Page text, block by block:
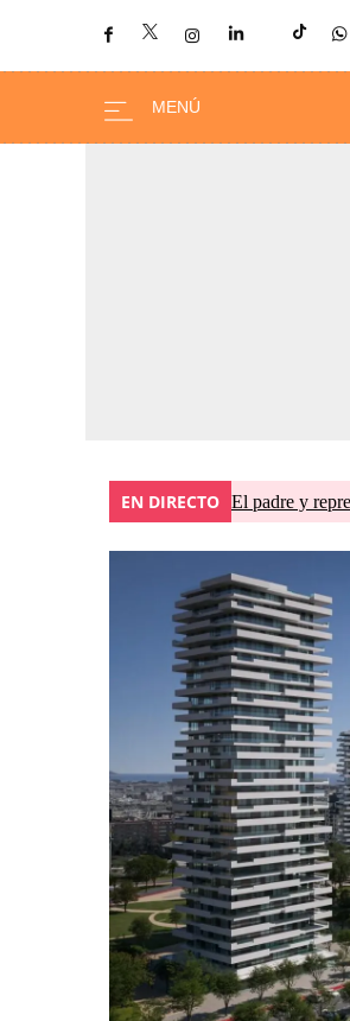
EN DIRECTO El padre y